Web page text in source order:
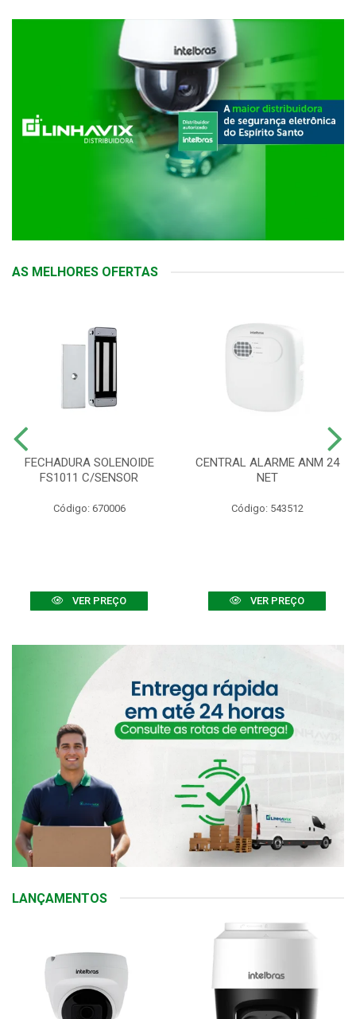
AS MELHORES OFERTAS
FECHADURA SOLENOIDE
FS1011 C/SENSOR
Código: 670006
VER PREÇO
CENTRAL ALARME ANM 24
NET
Código: 543512
VER PREÇO
LANÇAMENTOS